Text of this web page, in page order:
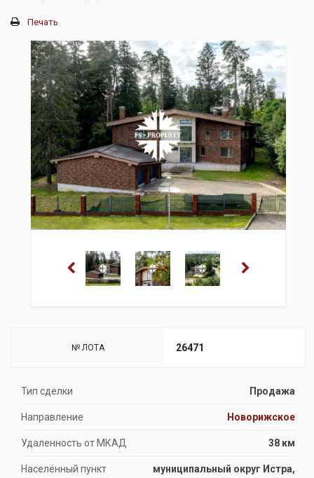
Печать
№ ЛОТА 26471
Тип сделки Продажа
Направление Новорижское
Удаленность от МКАД 38 км
Населённый пункт муниципальный округ Истра,